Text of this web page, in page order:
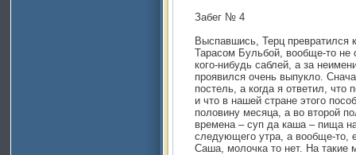
Забег № 4
Выспавшись, Терц превратился
Тарасом Бульбой, вообще-то не
кого-нибудь саблей, а за
проявился очень выпукло.
постель, а когда я ответил, что
и что в нашей стране этого
половину месяца, а во второй
времена – суп да каша – пища
следующего утра, а вообще-то,
Саша, молочка то нет. На такие